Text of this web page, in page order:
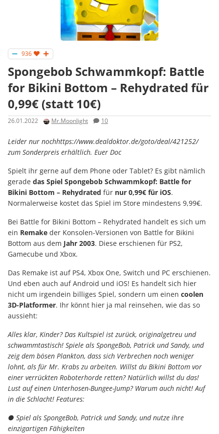
936
Spongebob Schwammkopf: Battle
for Bikini Bottom – Rehydrated für
0,99€ (statt 10€)
26.01.2022 Mr.Moonlight 10
Leider nur nochhttps://www.dealdoktor.de/goto/deal/421252/
zum Sonderpreis erhältlich. Euer Doc
Spielt ihr gerne auf dem Phone oder Tablet? Es gibt nämlich
gerade das Spiel Spongebob Schwammkopf: Battle for
Bikini Bottom – Rehydrated für nur 0,99€ für iOS.
Normalerweise kostet das Spiel im Store mindestens 9,99€.
Bei Battle for Bikini Bottom – Rehydrated handelt es sich um
ein Remake der Konsolen-Versionen von Battle for Bikini
Bottom aus dem Jahr 2003. Diese erschienen für PS2,
Gamecube und Xbox.
Das Remake ist auf PS4, Xbox One, Switch und PC erschienen.
Und eben auch auf Android und iOS! Es handelt sich hier
nicht um irgendein billiges Spiel, sondern um einen coolen
3D-Platformer. Ihr könnt hier ja mal reinsehen, wie das so
aussieht:
Alles klar, Kinder? Das Kultspiel ist zurück, originalgetreu und
schwammtastisch! Spiele als SpongeBob, Patrick und Sandy, und
zeig dem bösen Plankton, dass sich Verbrechen noch weniger
lohnt, als für Mr. Krabs zu arbeiten. Willst du Bikini Bottom vor
einer verrückten Roboterhorde retten? Natürlich willst du das!
Lust auf einen Unterhosen-Bungee-Jump? Warum auch nicht! Auf
in die Schlacht! Features:
● Spiel als SpongeBob, Patrick und Sandy, und nutze ihre
einzigartigen Fähigkeiten